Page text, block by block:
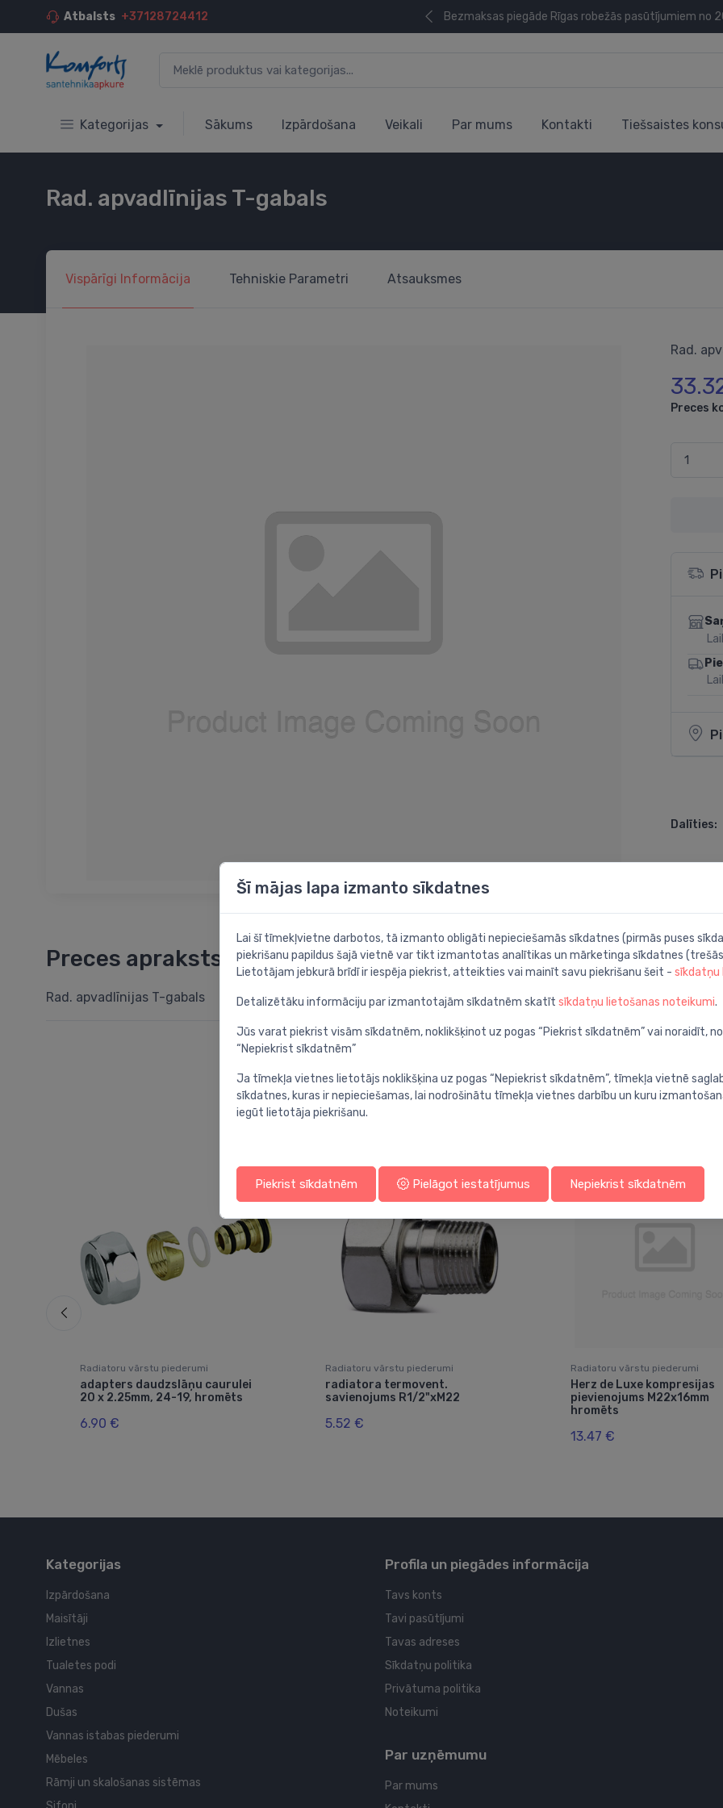
Atbalsts +37128724412 Bezmaksas piegāde Rīgas robežās pasūtījumiem no
Kategorijas Sākums Izpārdošana Veikali Par mums Kontakti Tiešsaistes
Rad. apvadlīnijas T-gabals
Vispārīgi Informācija Tehniskie Parametri Atsauksmes
Rad.
Preces
Dalīties:
Preces apraksts
Rad. apvadlīnijas T-gabals
Radiatoru vārstu piederumi
adapters daudzslāņu caurulei
20 x 2.25mm, 24-19, hromēts
6.90 €
Radiatoru vārstu piederumi
radiatora termovent.
savienojums R1/2"xM22
5.52 €
Radiatoru vārstu piederumi
Herz de Luxe kompresijas
pievienojums M22x16mm
hromēts
13.47 €
Kategorijas
Izpārdošana
Maisītāji
Izlietnes
Tualetes podi
Vannas
Dušas
Vannas istabas piederumi
Mēbeles
Rāmji un skalošanas sistēmas
Profila un piegādes informācija
Tavs konts
Tavi pasūtījumi
Tavas adreses
Sīkdatņu politika
Privātuma politika
Noteikumi
Par uzņēmumu
Par mums
Šī mājas lapa izmanto sīkdatnes
Lai šī tīmekļvietne darbotos, tā izmanto obligāti nepieciešamās sīkdatnes (pirmās puses
piekrišanu papildus šajā vietnē var tikt izmantotas analītikas un mārketinga sīkdatnes
Lietotājam jebkurā brīdī ir iespēja piekrist, atteikties vai mainīt savu piekrišanu šeit - sīkdatņu
Detalizētāku informāciju par izmantotajām sīkdatnēm skatīt sīkdatņu lietošanas noteikumi.
Jūs varat piekrist visām sīkdatnēm, noklikšķinot uz pogas “Piekrist sīkdatnēm” vai noraidīt,
“Nepiekrist sīkdatnēm”
Ja tīmekļa vietnes lietotājs noklikšķina uz pogas “Nepiekrist sīkdatnēm”, tīmekļa vietnē
sīkdatnes, kuras ir nepieciešamas, lai nodrošinātu tīmekļa vietnes darbību un kuru
iegūt lietotāja piekrišanu.
Piekrist sīkdatnēm Pielāgot iestatījumus Nepiekrist sīkdatnēm